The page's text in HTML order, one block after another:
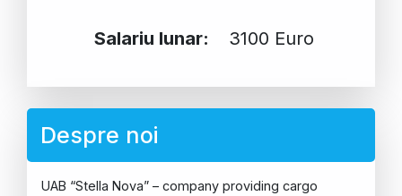
Salariu lunar: 3100 Euro
Despre noi
UAB “Stella Nova” – company providing cargo